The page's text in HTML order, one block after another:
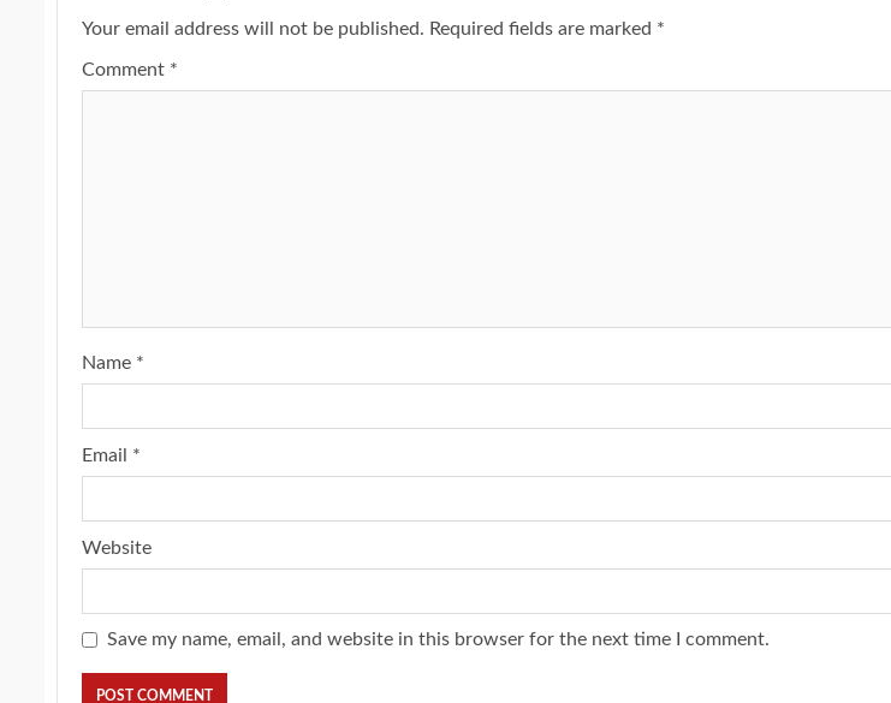
Your email address will not be published. Required fields are marked *
Comment *
Name *
Email *
Website
Save my name, email, and website in this browser for the next time I comment.